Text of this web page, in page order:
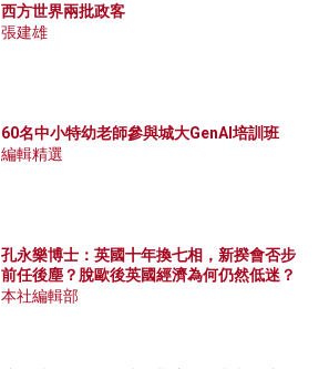
西方世界兩批政客
張建雄
60名中小特幼老師參與城大GenAI培訓班
編輯精選
孔永樂博士：英國十年換七相，新揆會否步
前任後塵？脫歐後英國經濟為何仍然低迷？
本社編輯部